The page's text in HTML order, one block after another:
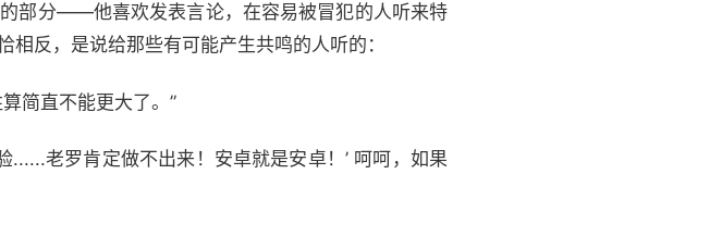
部分——他喜欢发表言论，在容易被冒犯的人听来特
反，是说给那些有可能产生共鸣的人听的：
简直不能更大了。”
老罗肯定做不出来！安卓就是安卓！’ 呵呵，如果